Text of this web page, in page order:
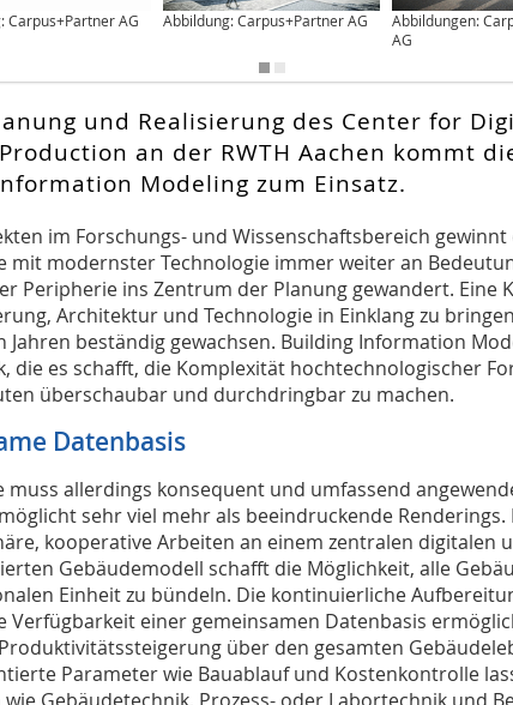
Carpus+Partner AG Abbildung: Carpus+Partner AG
Abbildungen:
AG
und Realisierung des Center for
an der RWTH Aachen kommt
Modeling zum Einsatz.
im Forschungs- und Wissenschaftsbereich
mit modernster Technologie immer weiter an
Peripherie ins Zentrum der Planung gewandert. Eine
Architektur und Technologie in Einklang zu
Jahren beständig gewachsen. Building Information
die es schafft, die Komplexität hochtechnologischer
überschaubar und durchdringbar zu machen.
Datenbasis
muss allerdings konsequent und umfassend
sehr viel mehr als beeindruckende Renderings.
kooperative Arbeiten an einem zentralen digitalen
Gebäudemodell schafft die Möglichkeit, alle
Einheit zu bündeln. Die kontinuierliche
Verfügbarkeit einer gemeinsamen Datenbasis
über den gesamten
Parameter wie Bauablauf und Kostenkontrolle